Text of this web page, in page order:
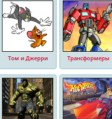
Том и Джерри Трансформеры